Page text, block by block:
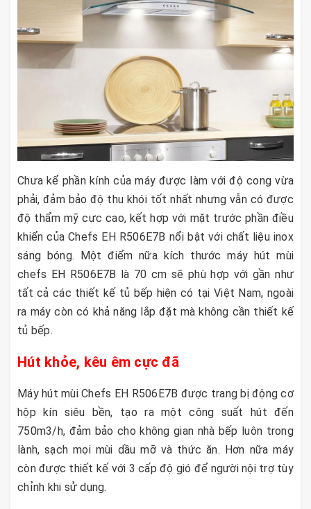
Chưa kể phần kính của máy được làm với độ cong vừa
phải, đảm bảo độ thu khói tốt nhất nhưng vẫn có được
độ thẩm mỹ cực cao, kết hợp với mặt trước phần điều
khiển của Chefs EH R506E7B nổi bật với chất liệu inox
sáng bóng. Một điểm nữa kích thước máy hút mùi
chefs EH R506E7B là 70 cm sẽ phù hợp với gần như
tất cả các thiết kế tủ bếp hiện có tại Việt Nam, ngoài
ra máy còn có khả năng lắp đặt mà không cần thiết kế
tủ bếp.
Hút khỏe, kêu êm cực đã
Máy hút mùi Chefs EH R506E7B được trang bị động cơ
hộp kín siêu bền, tạo ra một công suất hút đến
750m3/h, đảm bảo cho không gian nhà bếp luôn trong
lành, sạch mọi mùi dầu mỡ và thức ăn. Hơn nữa máy
còn được thiết kế với 3 cấp độ gió để người nội trợ tùy
chỉnh khi sử dụng.